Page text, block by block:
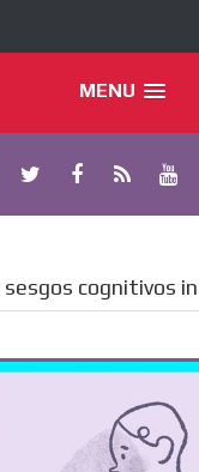
MENU
sesgos cognitivos